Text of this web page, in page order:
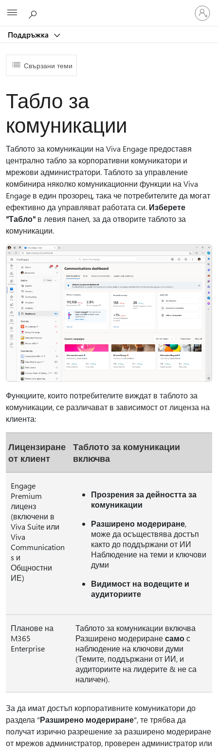
Поддръжка
Влезте
във
вашия
Свързани теми
Табло за
комуникации
Таблото за комуникации на Viva Engage предоставя
централно табло за корпоративни комуникатори и
мрежови администратори. Таблото за управление
комбинира няколко комуникационни функции на Viva
Engage в един прозорец, така че потребителите да могат
ефективно да управляват работата си. Изберете
"Табло" в левия панел, за да отворите таблото за
комуникации.
Функциите, които потребителите виждат в таблото за
комуникации, се различават в зависимост от лиценза на
клиента:
Лицензиране
от клиент
Таблото за комуникации
включва
Engage
Premium
лиценз
(включени в
Viva Suite или
Viva
Communication
s и
Общностни
ИЕ)
Прозрения за дейността за
комуникации
Разширено модериране,
може да осъществява достъп
както до поддържани от ИИ
Наблюдение на теми и ключови
думи
Видимост на водещите и
аудиториите
Планове на
M365
Enterprise
Таблото за комуникации включва
Разширено модериранесамос
наблюдение на ключови думи
(Темите, поддържани от ИИ, и
аудиториите на лидерите & не са
наличен).
За да имат достъп корпоративните комуникатори до
раздела "Разширено модериране", те трябва да
получат изрично разрешение за разширено модериране
от мрежов администратор, проверен администратор или